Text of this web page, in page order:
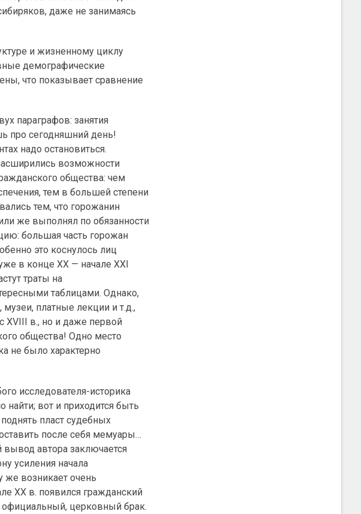
даже не занимаясь
и жизненному циклу
демографические
что показывает сравнение
параграфов: занятия
про сегодняшний день!
надо остановиться.
возможности
общества: чем
тем в большей степени
тем, что горожанин
же выполнял по обязанности
большая часть горожан
это коснулось лиц
в конце XX — начале XXI
траты на
таблицами. Однако,
платные лекции и т.д.,
XVIII в., но и даже первой
общества! Одно место
не было характерно
исследователя-историка
вот и приходится быть
пласт судебных
после себя мемуары…
автора заключается
усиления начала
же возникает очень
XX в. появился гражданский
официальный, церковный брак.